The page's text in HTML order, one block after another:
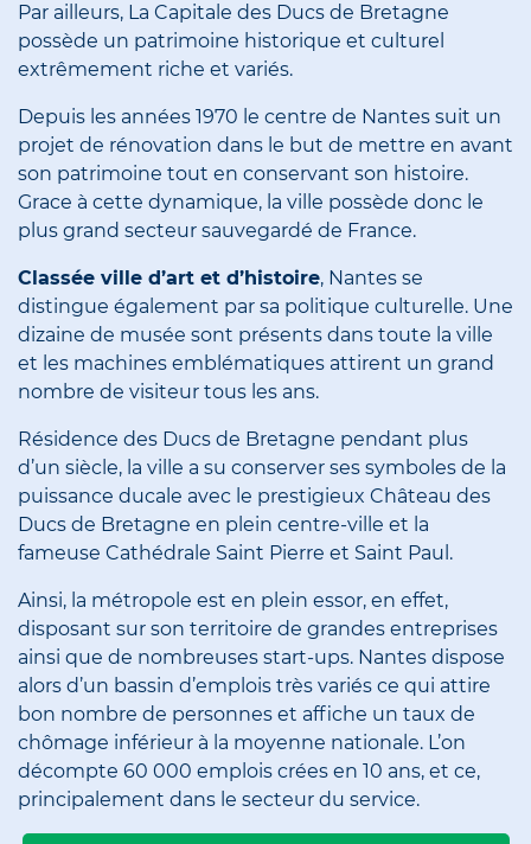
Par ailleurs, La Capitale des Ducs de Bretagne
possède un patrimoine historique et culturel
extrêmement riche et variés.
Depuis les années 1970 le centre de Nantes suit un
projet de rénovation dans le but de mettre en avant
son patrimoine tout en conservant son histoire.
Grace à cette dynamique, la ville possède donc le
plus grand secteur sauvegardé de France.
Classée ville d’art et d’histoire, Nantes se
distingue également par sa politique culturelle. Une
dizaine de musée sont présents dans toute la ville
et les machines emblématiques attirent un grand
nombre de visiteur tous les ans.
Résidence des Ducs de Bretagne pendant plus
d’un siècle, la ville a su conserver ses symboles de la
puissance ducale avec le prestigieux Château des
Ducs de Bretagne en plein centre-ville et la
fameuse Cathédrale Saint Pierre et Saint Paul.
Ainsi, la métropole est en plein essor, en effet,
disposant sur son territoire de grandes entreprises
ainsi que de nombreuses start-ups. Nantes dispose
alors d’un bassin d’emplois très variés ce qui attire
bon nombre de personnes et affiche un taux de
chômage inférieur à la moyenne nationale. L’on
décompte 60 000 emplois crées en 10 ans, et ce,
principalement dans le secteur du service.